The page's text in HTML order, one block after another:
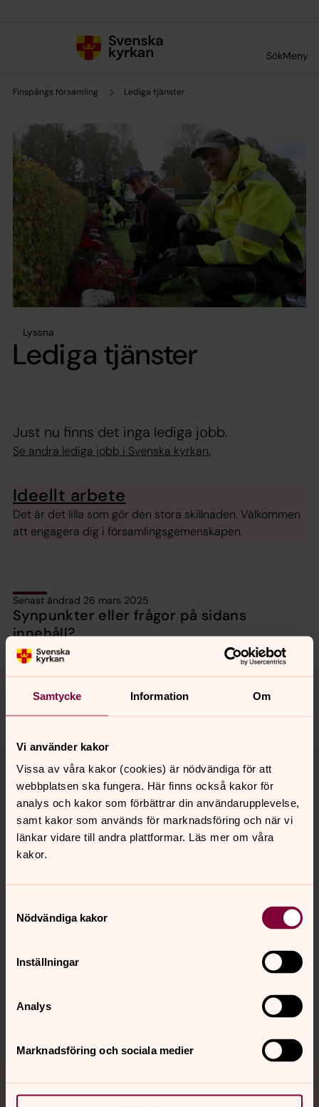
Samtycke Information Om
Vi använder kakor
Vissa av våra kakor (cookies) är nödvändiga för att
webbplatsen ska fungera. Här finns också kakor för
analys och kakor som förbättrar din användarupplevelse,
samt kakor som används för marknadsföring och när vi
länkar vidare till andra plattformar. Läs mer om våra
kakor.
Nödvändiga kakor
Inställningar
Analys
Marknadsföring och sociala medier
SökMeny
Finspångs församling Lediga tjänster
Lyssna
Lediga tjänster
Just nu finns det inga lediga jobb.
Se andra lediga jobb i Svenska kyrkan.
Ideellt arbete
Det är det lilla som gör den stora skillnaden. Välkommen
att engagera dig i församlingsgemenskapen.
Senast ändrad 26 mars 2025
Synpunkter eller frågor på sidans
innehåll?
finspangs.forsamling@svenskakyrkan.se
Dela
Tillbaka till toppen
Tillbaka till innehållet
Kontakt
Hitta snabbt
Jourhavande präst